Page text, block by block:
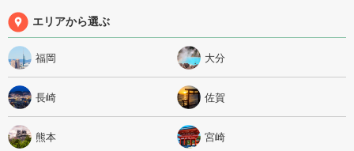
エリアから選ぶ
福岡 大分
長崎 佐賀
熊本 宮崎